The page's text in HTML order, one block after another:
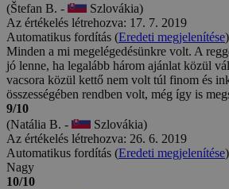
(Štefan B. -
Szlovákia)
Az értékelés létrehozva: 17. 7. 2019
Automatikus fordítás (Eredeti megjelenítése)
Minden a mi megelégedésünkre volt. A
jó lenne, ha legalább három ajánlat közül
vacsora közül kettő nem volt túl finom és
összességében rendben volt, még így is
9/10
(Natália B. -
Szlovákia)
Az értékelés létrehozva: 26. 6. 2019
Automatikus fordítás (Eredeti megjelenítése)
Nagy
10/10